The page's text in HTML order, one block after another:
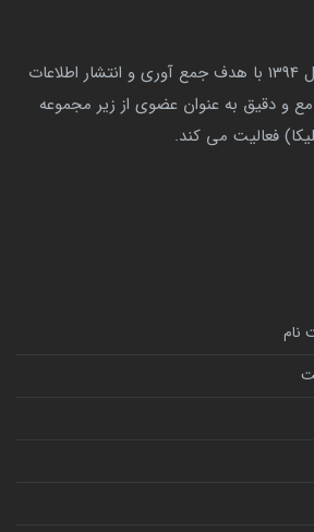
مرجع حقوقی ایران از سال 1394 با هدف جمع آوری و انتشار اطلاعات
و دقیق به عنوان عضوی از زیر مجموعه
فعالیت می کند.
نام